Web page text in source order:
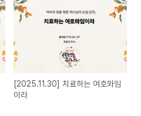
[2025.11.30] 치료하는 여호와임
이라